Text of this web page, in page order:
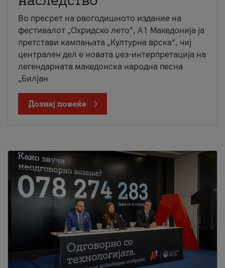
Во пресрет на овогодишното издание на
фестивалот „Охридско лето“, А1 Македонија ја
претстави кампањата „Културна врска“, чиј
централен дел е новата џез-интерпретација на
легендарната македонска народна песна
„Билјан
Дознај повеќе